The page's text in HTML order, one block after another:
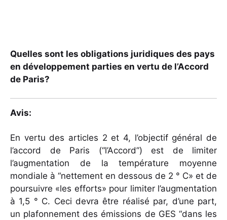
Quelles sont les obligations juridiques des pays
en développement parties en vertu de l’Accord
de Paris?
Avis:
En vertu des articles 2 et 4, l’objectif général de
l’accord de Paris (“l’Accord”) est de limiter
l’augmentation de la température moyenne
mondiale à “nettement en dessous de 2 ° C» et de
poursuivre «les efforts» pour limiter l’augmentation
à 1,5 ° C. Ceci devra être réalisé par, d’une part,
un plafonnement des émissions de GES “dans les